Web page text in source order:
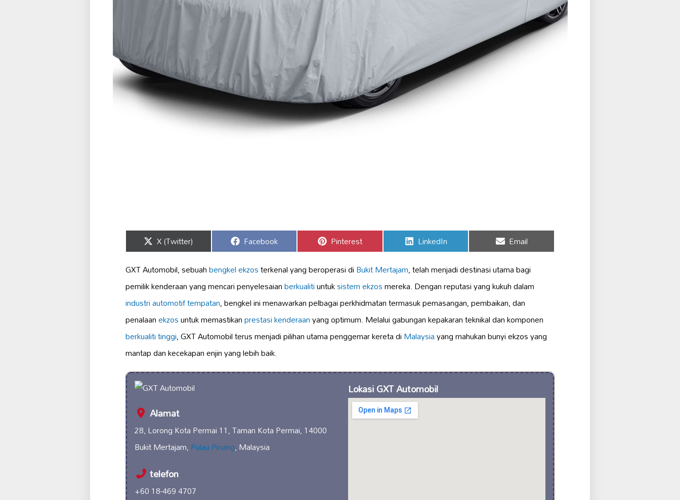
Share
on
X (Twitter) Share
on
Facebook Share
on
Pinterest Share
on
LinkedIn Share
on
Email
GXT Automobil, sebuahbengkel ekzosterkenal yang beroperasi diBukit Mertajam, telah menjadi destinasi utama bagi
pemilik kenderaan yang mencari penyelesaianberkualitiuntuksistem ekzosmereka. Dengan reputasi yang kukuh dalam
industri automotif tempatan, bengkel ini menawarkan pelbagai perkhidmatan termasuk pemasangan, pembaikan, dan
penalaanekzosuntuk memastikanprestasi kenderaanyang optimum. Melalui gabungan kepakaran teknikal dan komponen
berkualiti tinggi, GXT Automobil terus menjadi pilihan utama penggemar kereta diMalaysiayang mahukan bunyi ekzos yang
mantap dan kecekapan enjin yang lebih baik.
Alamat
28, Lorong Kota Permai 11, Taman Kota Permai, 14000
Bukit Mertajam,Pulau Pinang, Malaysia
telefon
+60 18-469 4707
Lokasi GXT Automobil